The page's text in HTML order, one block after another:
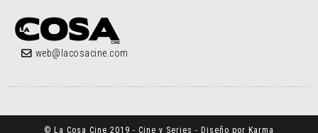
web@lacosacine.com
© La Cosa Cine 2019 - Cine y Series - Diseño por Karma